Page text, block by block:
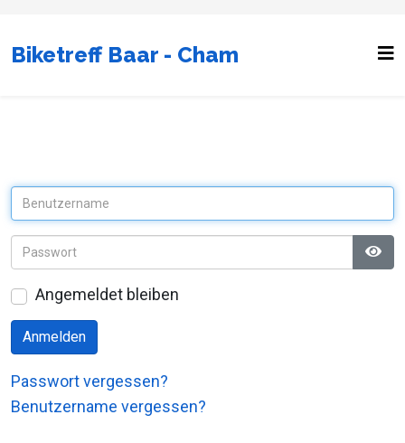
Biketreff Baar - Cham
Angemeldet bleiben
Anmelden
Passwort vergessen?
Benutzername vergessen?